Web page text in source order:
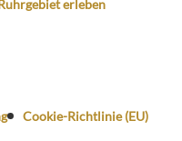
erleben
Cookie-Richtlinie (EU)